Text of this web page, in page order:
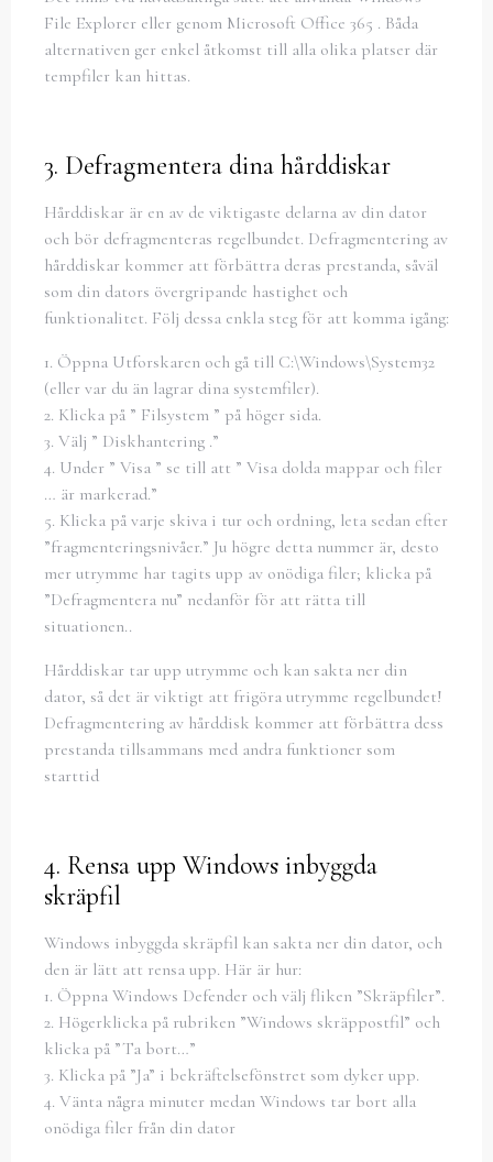
File Explorer eller genom Microsoft Office 365 . Båda
alternativen ger enkel åtkomst till alla olika platser där
tempfiler kan hittas.
3. Defragmentera dina hårddiskar
Hårddiskar är en av de viktigaste delarna av din dator
och bör defragmenteras regelbundet. Defragmentering av
hårddiskar kommer att förbättra deras prestanda, såväl
som din dators övergripande hastighet och
funktionalitet. Följ dessa enkla steg för att komma igång:
1. Öppna Utforskaren och gå till C:\Windows\System32
(eller var du än lagrar dina systemfiler).
2. Klicka på ” Filsystem ” på höger sida.
3. Välj ” Diskhantering .”
4. Under ” Visa ” se till att ” Visa dolda mappar och filer
… är markerad.”
5. Klicka på varje skiva i tur och ordning, leta sedan efter
”fragmenteringsnivåer.” Ju högre detta nummer är, desto
mer utrymme har tagits upp av onödiga filer; klicka på
”Defragmentera nu” nedanför för att rätta till
situationen..
Hårddiskar tar upp utrymme och kan sakta ner din
dator, så det är viktigt att frigöra utrymme regelbundet!
Defragmentering av hårddisk kommer att förbättra dess
prestanda tillsammans med andra funktioner som
starttid
4. Rensa upp Windows inbyggda
skräpfil
Windows inbyggda skräpfil kan sakta ner din dator, och
den är lätt att rensa upp. Här är hur:
1. Öppna Windows Defender och välj fliken ”Skräpfiler”.
2. Högerklicka på rubriken ”Windows skräppostfil” och
klicka på ”Ta bort…”
3. Klicka på ”Ja” i bekräftelsefönstret som dyker upp.
4. Vänta några minuter medan Windows tar bort alla
onödiga filer från din dator